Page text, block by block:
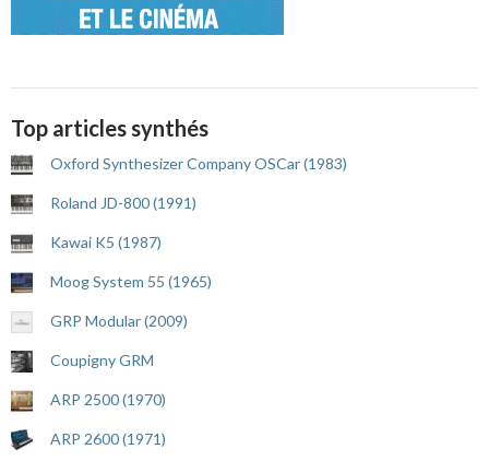
Top articles synthés
Oxford Synthesizer Company OSCar (1983)
Roland JD-800 (1991)
Kawai K5 (1987)
Moog System 55 (1965)
GRP Modular (2009)
Coupigny GRM
ARP 2500 (1970)
ARP 2600 (1971)